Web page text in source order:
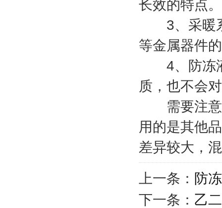
长效的特点。
3、采暖系
等金属器件
4、防冻液
质，也不会
需要注意
用的是其他
差异较大，
上一条： 防
下一条： 乙